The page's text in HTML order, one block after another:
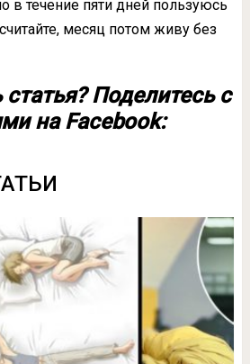
в течение пяти дней пользуюсь
месяц потом живу без
Поделитесь с
на Facebook: